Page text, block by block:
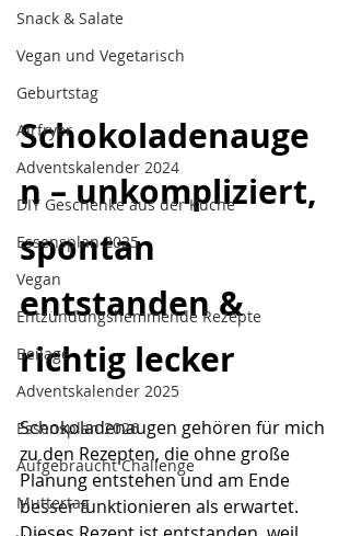
Snack & Salate
Vegan und Vegetarisch
Geburtstag
Airfryer
Adventskalender 2024
DIY Geschenke aus der Küche
Essensplan 2025
Vegan
Entzündungshemmende Rezepte
Beilage
Adventskalender 2025
Essensplan 2026
Aufgebraucht Challenge
Muttertag
Schokoladenauge
n – unkompliziert,
spontan
entstanden &
richtig lecker
Schokoladenaugen gehören für mich
zu den Rezepten, die ohne große
Planung entstehen und am Ende
besser funktionieren als erwartet.